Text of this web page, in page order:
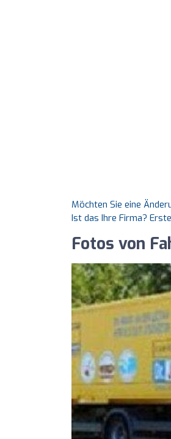
Möchten Sie eine
Ist das Ihre Firma?
Fotos von